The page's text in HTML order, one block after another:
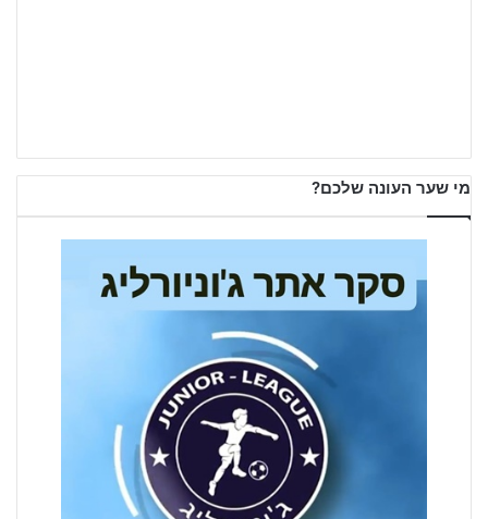
מי שער העונה שלכם?